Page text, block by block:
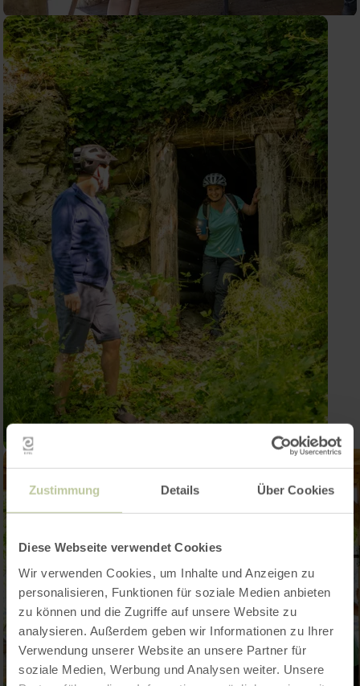
Zustimmung Details Über Cookies
Diese Webseite verwendet Cookies
Wir verwenden Cookies, um Inhalte und Anzeigen zu
personalisieren, Funktionen für soziale Medien anbieten
zu können und die Zugriffe auf unsere Website zu
analysieren. Außerdem geben wir Informationen zu Ihrer
Verwendung unserer Website an unsere Partner für
soziale Medien, Werbung und Analysen weiter. Unsere